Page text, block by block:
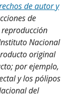
de autor y
de
reproducción
Nacional
original
por ejemplo,
y los pólipos
del